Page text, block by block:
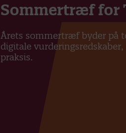
Sommertræf for
Årets sommertræf byder på
digitale
praksis.